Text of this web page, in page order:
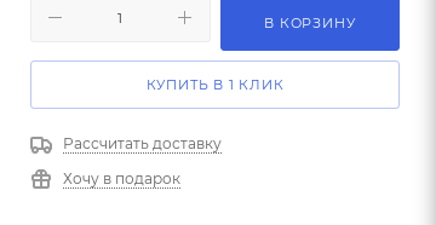
В КОРЗИНУ
КУПИТЬ В 1 КЛИК
Рассчитать доставку
Хочу в подарок